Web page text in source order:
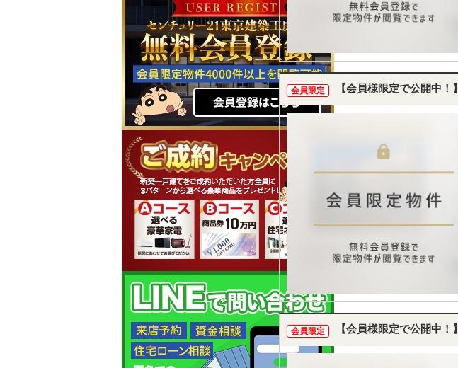
会員限定 【会員様限定で公開中！】
会員限定 【会員様限定で公開中！】